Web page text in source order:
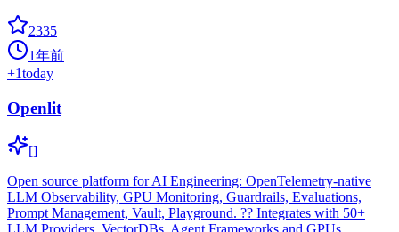
2335
1年前
+1today
Openlit
[]
Open source platform for AI Engineering: OpenTelemetry-native
LLM Observability, GPU Monitoring, Guardrails, Evaluations,
Prompt Management, Vault, Playground. ?? Integrates with 50+